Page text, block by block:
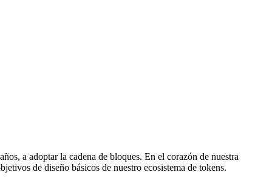
a adoptar la cadena de bloques. En el corazón de nuestra
de diseño básicos de nuestro ecosistema de tokens.